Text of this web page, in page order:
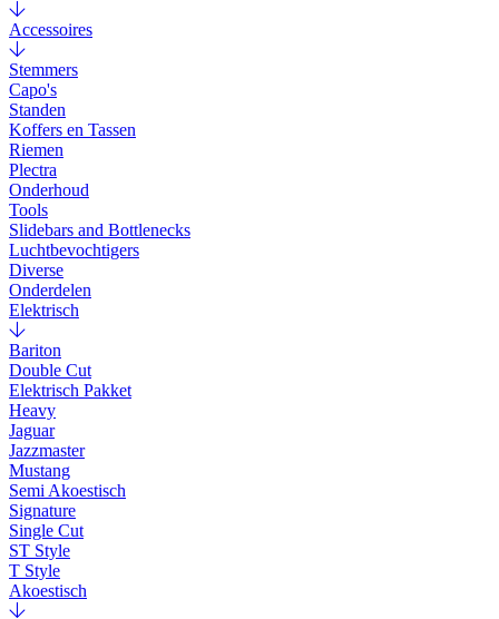
Accessoires
Stemmers
Capo's
Standen
Koffers en Tassen
Riemen
Plectra
Onderhoud
Tools
Slidebars and Bottlenecks
Luchtbevochtigers
Diverse
Onderdelen
Elektrisch
Bariton
Double Cut
Elektrisch Pakket
Heavy
Jaguar
Jazzmaster
Mustang
Semi Akoestisch
Signature
Single Cut
ST Style
T Style
Akoestisch